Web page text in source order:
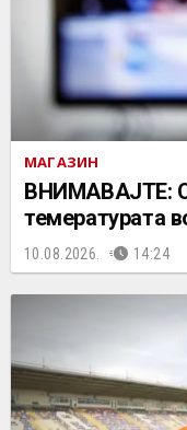
МАГАЗИН
ВНИМАВАЈТЕ:
темературата
10.08.2026. 14:24